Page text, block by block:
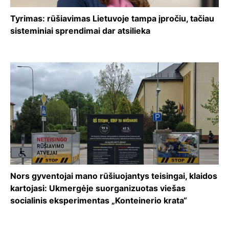
Tyrimas: rūšiavimas Lietuvoje tampa įpročiu, tačiau
sisteminiai sprendimai dar atsilieka
Nors gyventojai mano rūšiuojantys teisingai, klaidos
kartojasi: Ukmergėje suorganizuotas viešas
socialinis eksperimentas „Konteinerio krata“